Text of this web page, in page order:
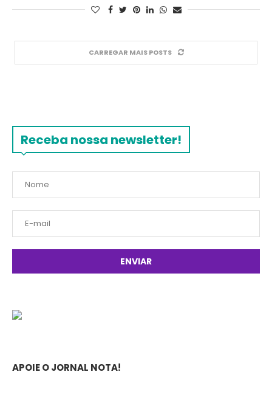
CARREGAR MAIS POSTS
Receba nossa newsletter!
APOIE O JORNAL NOTA!